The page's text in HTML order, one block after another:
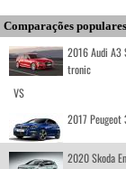
Comparações
2016 Audi A3
tronic
VS
2017
2020 Skoda